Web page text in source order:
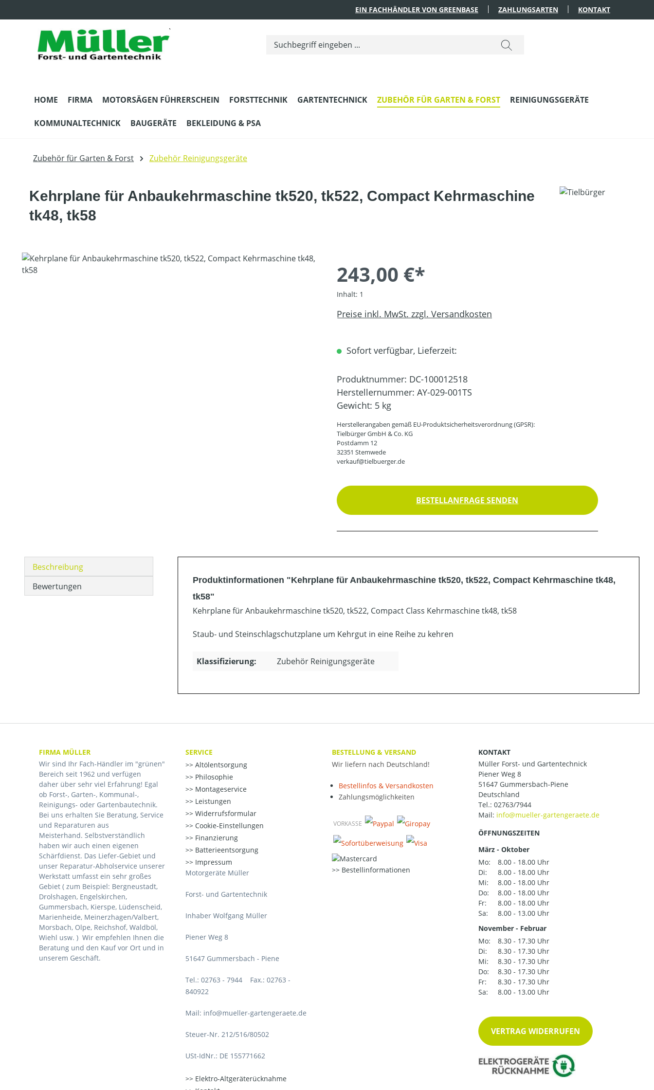
EIN FACHHÄNDLER VON GREENBASE ZAHLUNGSARTEN KONTAKT
HOME FIRMA MOTORSÄGEN FÜHRERSCHEIN FORSTTECHNIK GARTENTECHNICK ZUBEHÖR FÜR GARTEN & FORST REINIGUNGSGERÄTE
KOMMUNALTECHNICK BAUGERÄTE BEKLEIDUNG & PSA
Zubehör für Garten & Forst Zubehör Reinigungsgeräte
Kehrplane für Anbaukehrmaschine tk520, tk522, Compact Kehrmaschine
tk48, tk58
Bildergalerie überspringen
243,00 €*
Inhalt: 1
Preise inkl. MwSt. zzgl. Versandkosten
Sofort verfügbar, Lieferzeit:
Produktnummer: DC-100012518
Herstellernummer: AY-029-001TS
Gewicht: 5 kg
Herstellerangaben gemäß EU-Produktsicherheitsverordnung (GPSR):
Tielbürger GmbH & Co. KG
Postdamm 12
32351 Stemwede
verkauf@tielbuerger.de
BESTELLANFRAGE SENDEN
Beschreibung
Bewertungen
Produktinformationen "Kehrplane für Anbaukehrmaschine tk520, tk522, Compact Kehrmaschine tk48,
tk58"
Kehrplane für Anbaukehrmaschine tk520, tk522, Compact Class Kehrmaschine tk48, tk58
Staub- und Steinschlagschutzplane um Kehrgut in eine Reihe zu kehren
Klassifizierung: Zubehör Reinigungsgeräte
FIRMA MÜLLER
Wir sind Ihr Fach-Händler im "grünen"
Bereich seit 1962 und verfügen
daher über sehr viel Erfahrung! Egal
ob Forst-, Garten-, Kommunal-,
Reinigungs- oder Gartenbautechnik.
Bei uns erhalten Sie Beratung, Service
und Reparaturen aus
Meisterhand. Selbstverständlich
haben wir auch einen eigenen
Schärfdienst. Das Liefer-Gebiet und
unser Reparatur-Abholservice unserer
Werkstatt umfasst ein sehr großes
Gebiet ( zum Beispiel: Bergneustadt,
Drolshagen, Engelskirchen,
Gummersbach, Kierspe, Lüdenscheid,
Marienheide, Meinerzhagen/Valbert,
Morsbach, Olpe, Reichshof, Waldböl,
Wiehl usw. ) Wir empfehlen Ihnen die
Beratung und den Kauf vor Ort und in
unserem Geschäft.
SERVICE
Altölentsorgung
Philosophie
Montageservice
Leistungen
Widerrufsformular
Cookie-Einstellungen
Finanzierung
Batterieentsorgung
Impressum
Motorgeräte Müller
Forst- und Gartentechnik
Inhaber Wolfgang Müller
Piener Weg 8
51647 Gummersbach - Piene
Tel.: 02763 - 7944 Fax.: 02763 -
840922
Mail: info@mueller-gartengeraete.de
Steuer-Nr. 212/516/80502
USt-IdNr.: DE 155771662
Elektro-Altgeräterücknahme
BESTELLUNG & VERSAND
Wir liefern nach Deutschland!
Bestellinfos & Versandkosten
Zahlungsmöglichkeiten
VORKASSE
Bestellinformationen
KONTAKT
Müller Forst- und Gartentechnick
Piener Weg 8
51647 Gummersbach-Piene
Deutschland
Tel.: 02763/7944
Mail:
ÖFFNUNGSZEITEN
März - Oktober
Mo:
8.00 - 18.00 Uhr
Di:
8.00 - 18.00 Uhr
Mi:
8.00 - 18.00 Uhr
Do:
8.00 - 18.00 Uhr
Fr:
8.00 - 18.00 Uhr
Sa:
8.00 - 13.00 Uhr
November - Februar
Mo:
8.30 - 17.30 Uhr
Di:
8.30 - 17.30 Uhr
Mi:
8.30 - 17.30 Uhr
Do:
8.30 - 17.30 Uhr
Fr:
8.30 - 17.30 Uhr
Sa:
8.00 - 13.00 Uhr
VERTRAG WIDERRUFEN